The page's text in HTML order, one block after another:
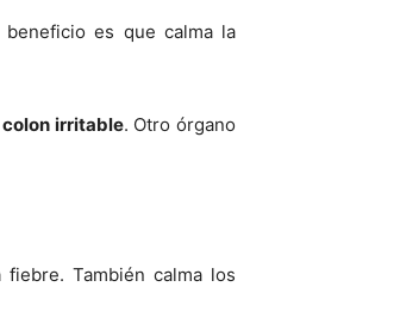
es que calma la
colon irritable. Otro órgano
fiebre. También calma los